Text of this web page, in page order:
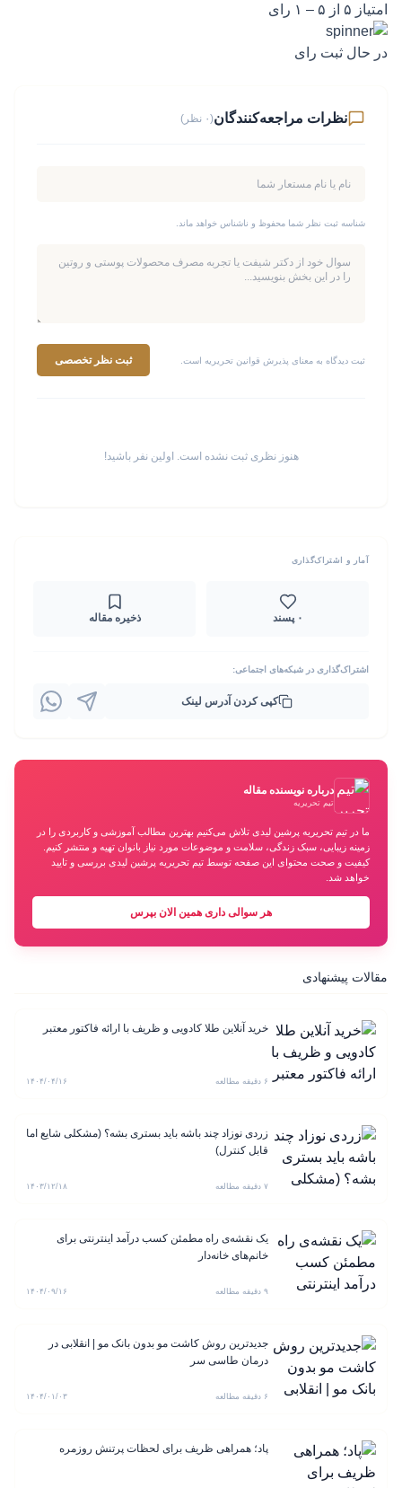
امتیاز ۵ از ۵ – ۱ رای
در حال ثبت رای
نظرات مراجعه‌کنندگان(۰ نظر)
شناسه ثبت نظر شما محفوظ و ناشناس خواهد ماند.
ثبت دیدگاه به معنای پذیرش قوانین تحریریه است. ثبت نظر تخصصی
هنوز نظری ثبت نشده است. اولین نفر باشید!
آمار و اشتراک‌گذاری
۰ پسند ذخیره مقاله
اشتراک‌گذاری در شبکه‌های اجتماعی:
کپی کردن آدرس لینک
درباره نویسنده مقاله
تیم تحریریه
ما در تیم تحریریه پرشین لیدی تلاش می‌کنیم بهترین مطالب آموزشی و کاربردی را در
زمینه زیبایی، سبک زندگی، سلامت و موضوعات مورد نیاز بانوان تهیه و منتشر کنیم.
کیفیت و صحت محتوای این صفحه توسط تیم تحریریه پرشین لیدی بررسی و تایید
خواهد شد.
هر سوالی داری همین الان بپرس
مقالات پیشنهادی
خرید آنلاین طلا کادویی و ظریف با ارائه فاکتور معتبر
۶ دقیقه مطالعه ۱۴۰۴/۰۴/۱۶
زردی نوزاد چند باشه باید بستری بشه؟ (مشکلی شایع اما
قابل کنترل)
۷ دقیقه مطالعه ۱۴۰۳/۱۲/۱۸
یک نقشه‌ی راه مطمئن کسب درآمد اینترنتی برای
خانم‌های خانه‌دار
۹ دقیقه مطالعه ۱۴۰۴/۰۹/۱۶
جدیدترین روش کاشت مو بدون بانک مو | انقلابی در
درمان طاسی سر
۶ دقیقه مطالعه ۱۴۰۴/۰۱/۰۳
پاد؛ همراهی ظریف برای لحظات پرتنش روزمره